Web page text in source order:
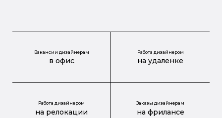
Вакансии дизайнерам
в офис
Работа дизайнером
на удаленке
Работа дизайнером
на релокации
Заказы дизайнерам
на фрилансе